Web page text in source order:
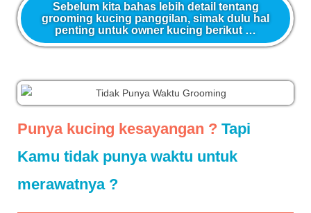
Sebelum kita bahas lebih detail tentang
grooming kucing panggilan, simak dulu hal
penting untuk owner kucing berikut …
Punya kucing kesayangan ? Tapi
Kamu tidak punya waktu untuk
merawatnya ?